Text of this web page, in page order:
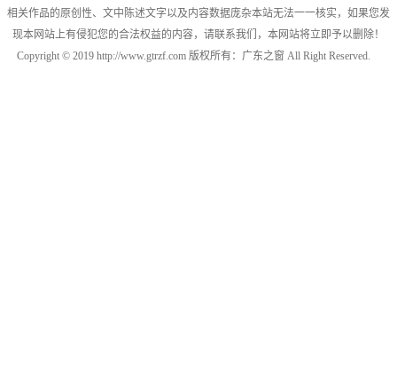
相关作品的原创性、文中陈述文字以及内容数据庞杂本站无法一一核实，如果您发
现本网站上有侵犯您的合法权益的内容，请联系我们，本网站将立即予以删除！
Copyright © 2019 http://www.gtrzf.com 版权所有：广东之窗 All Right Reserved.